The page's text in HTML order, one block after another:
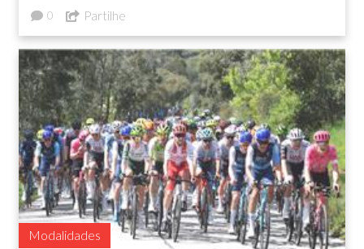
0 Partilhe
Modalidades